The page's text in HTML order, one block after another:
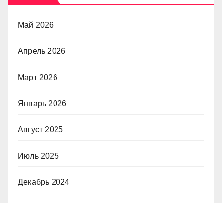
Май 2026
Апрель 2026
Март 2026
Январь 2026
Август 2025
Июль 2025
Декабрь 2024